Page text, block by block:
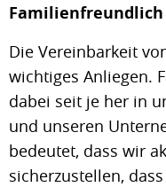
Familienfreundlich
Die Vereinbarkeit
wichtiges Anliegen.
dabei seit je her in
und unseren
bedeutet, dass wir
sicherzustellen,